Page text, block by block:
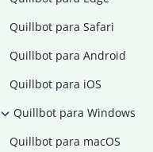
Quillbot para Safari
Quillbot para Android
Quillbot para iOS
Quillbot para Windows
Quillbot para macOS